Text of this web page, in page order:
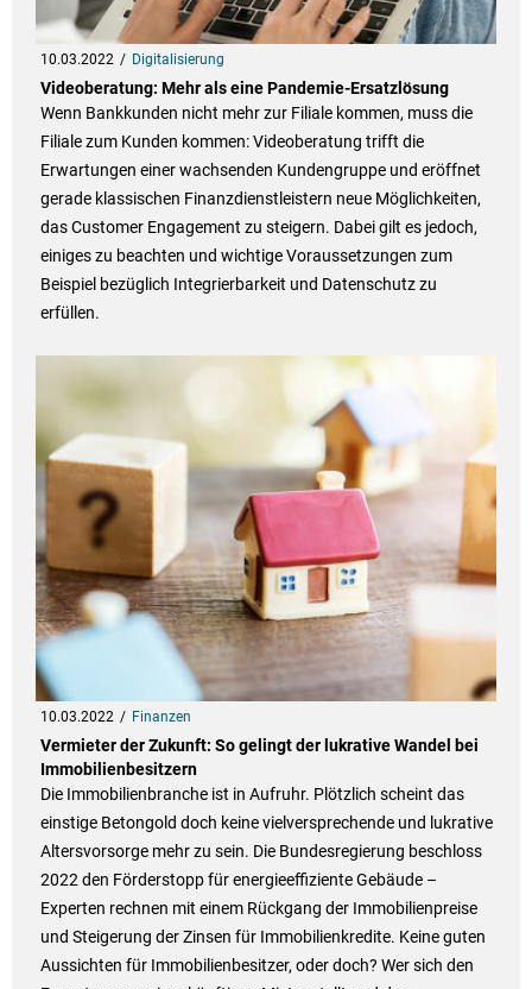
10.03.2022 Digitalisierung
Videoberatung: Mehr als eine Pandemie-Ersatzlösung
Wenn Bankkunden nicht mehr zur Filiale kommen, muss die
Filiale zum Kunden kommen: Videoberatung trifft die
Erwartungen einer wachsenden Kundengruppe und eröffnet
gerade klassischen Finanzdienstleistern neue Möglichkeiten,
das Customer Engagement zu steigern. Dabei gilt es jedoch,
einiges zu beachten und wichtige Voraussetzungen zum
Beispiel bezüglich Integrierbarkeit und Datenschutz zu
erfüllen.
10.03.2022 Finanzen
Vermieter der Zukunft: So gelingt der lukrative Wandel bei
Immobilienbesitzern
Die Immobilienbranche ist in Aufruhr. Plötzlich scheint das
einstige Betongold doch keine vielversprechende und lukrative
Altersvorsorge mehr zu sein. Die Bundesregierung beschloss
2022 den Förderstopp für energieeffiziente Gebäude –
Experten rechnen mit einem Rückgang der Immobilienpreise
und Steigerung der Zinsen für Immobilienkredite. Keine guten
Aussichten für Immobilienbesitzer, oder doch? Wer sich den